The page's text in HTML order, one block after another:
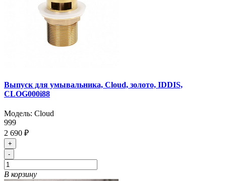
Выпуск для умывальника, Cloud, золото, IDDIS,
CLOG000i88
Модель: Cloud
999
2 690 ₽
+
-
В корзину